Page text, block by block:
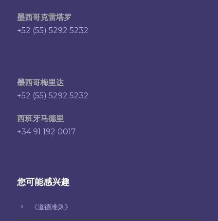
墨西哥克雷塔罗
+52 (55) 5292 5232
墨西哥梅里达
+52 (55) 5292 5232
西班牙马德里
+34 91 192 0017
您可能感兴趣
《道德准则》